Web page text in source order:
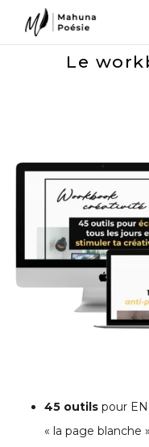
Le
45 outils pour
« la page blanche